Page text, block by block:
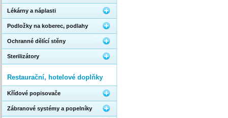
Lékárny a náplasti
Podložky na koberec, podlahy
Ochranné dělící stěny
Sterilizátory
Restaurační, hotelové doplňky
Křídové popisovače
Zábranové systémy a popelníky